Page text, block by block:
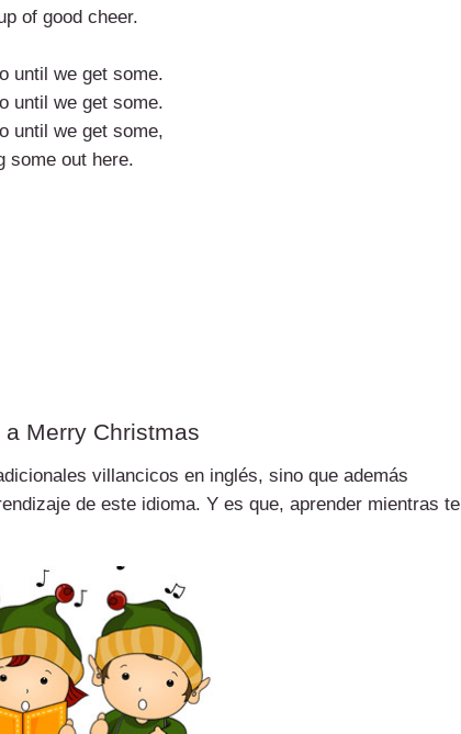
of good cheer.
until we get some.
until we get some.
until we get some,
some out here.
Merry Christmas
villancicos en inglés, sino que además
de este idioma. Y es que, aprender mientras te